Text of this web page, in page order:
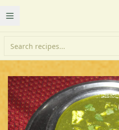
Toggle Menu